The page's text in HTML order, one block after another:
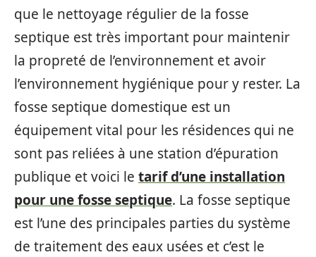
que le nettoyage régulier de la fosse
septique est très important pour maintenir
la propreté de l’environnement et avoir
l’environnement hygiénique pour y rester. La
fosse septique domestique est un
équipement vital pour les résidences qui ne
sont pas reliées à une station d’épuration
publique et voici le tarif d’une installation
pour une fosse septique. La fosse septique
est l’une des principales parties du système
de traitement des eaux usées et c’est le